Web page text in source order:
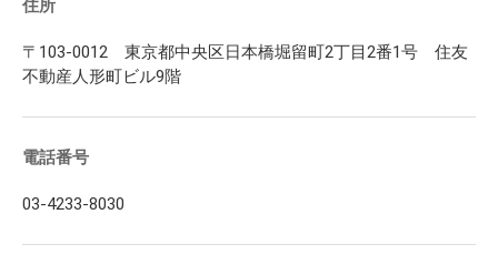
住所
〒103-0012 東京都中央区日本橋堀留町2丁目2番1号 住友
不動産人形町ビル9階
電話番号
03-4233-8030